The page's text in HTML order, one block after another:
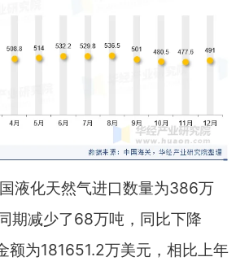
液化天然气进口数量为386万
期减少了68万吨，同比下降
额为181651.2万美元，相比上年